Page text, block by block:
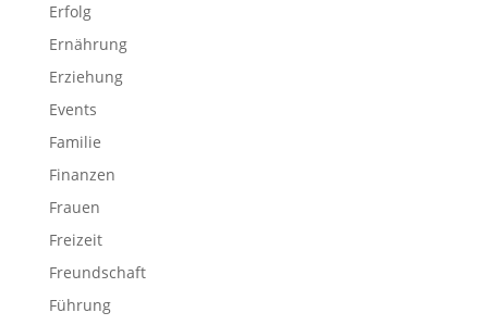
Erfolg
Ernährung
Erziehung
Events
Familie
Finanzen
Frauen
Freizeit
Freundschaft
Führung